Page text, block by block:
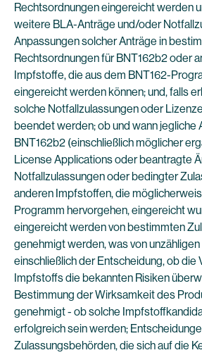
Rechtsordnungen eingereicht werden
weitere BLA-Anträge und/oder
Anpassungen solcher Anträge in
Rechtsordnungen für BNT162b2 oder
Impfstoffe, die aus dem BNT162-
eingereicht werden können; und, falls
solche Notfallzulassungen oder
beendet werden; ob und wann jegliche
BNT162b2 (einschließlich möglicher
License Applications oder beantragte
Notfallzulassungen oder bedingter
anderen Impfstoffen, die
Programm hervorgehen, eingereicht
eingereicht werden von bestimmten
genehmigt werden, was von
einschließlich der Entscheidung, ob die
Impfstoffs die bekannten Risiken
Bestimmung der Wirksamkeit des
genehmigt - ob solche
erfolgreich sein werden;
Zulassungsbehörden, die sich auf die